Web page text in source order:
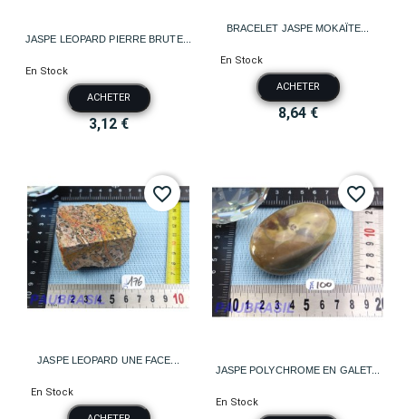
JASPE LEOPARD PIERRE BRUTE...
En Stock
ACHETER
3,12 €
BRACELET JASPE MOKAÏTE...
En Stock
ACHETER
8,64 €
JASPE LEOPARD UNE FACE...
En Stock
favorite_border
JASPE POLYCHROME EN GALET...
En Stock
favorite_border